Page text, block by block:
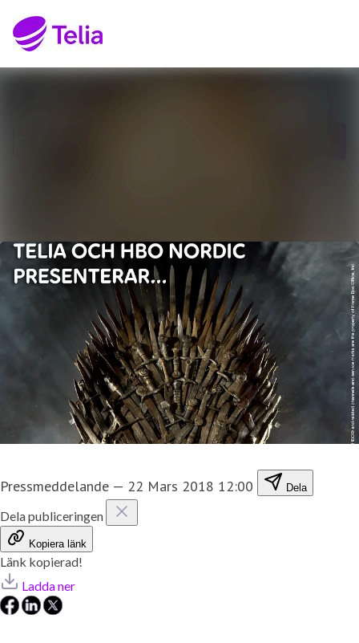
Pressmeddelande — 22 Mars 2018 12:00 Dela
Dela publiceringen
Kopiera länk
Länk kopierad!
Ladda ner